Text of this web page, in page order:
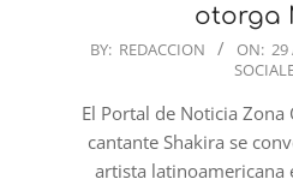
otorga
2023-
29
BY: REDACCION ON: 29
El Portal de Noticia Zona
cantante Shakira se
artista latinoamericana